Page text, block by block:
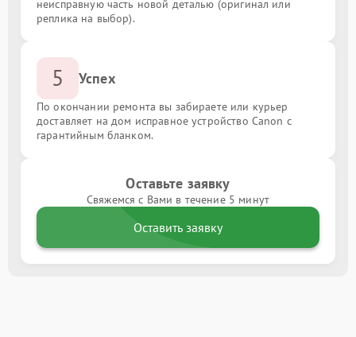
неисправную часть новой деталью (оригинал или
реплика на выбор).
5 Успех
По окончании ремонта вы забираете или курьер
доставляет на дом исправное устройство Canon с
гарантийным бланком.
Оставьте заявку
Свяжемся с Вами в течение 5 минут
Оставить заявку